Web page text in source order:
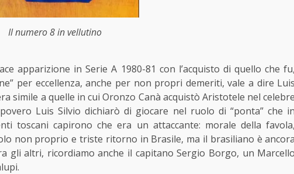
Il numero 8 in vellutino
apparizione in Serie A 1980-81 con l’acquisto di quello che
per eccellenza, anche per non propri demeriti, vale a dire
simile a quelle in cui Oronzo Canà acquistò Aristotele nel
Luis Silvio dichiarò di giocare nel ruolo di “ponta” che
toscani capirono che era un attaccante: morale della
non proprio e triste ritorno in Brasile, ma il brasiliano è
gli altri, ricordiamo anche il capitano Sergio Borgo, un